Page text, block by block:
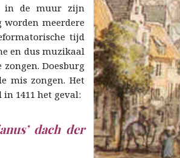
in de muur zijn
worden meerdere
tijd
en dus muzikaal
Doesburg
mis zongen. Het
1411 het geval:
dach der